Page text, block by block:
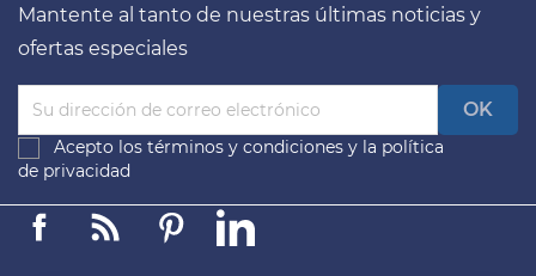
Mantente al tanto de nuestras últimas noticias y
ofertas especiales
Acepto los términos y condiciones y la política
de privacidad
FacebookLinkedinPinterest